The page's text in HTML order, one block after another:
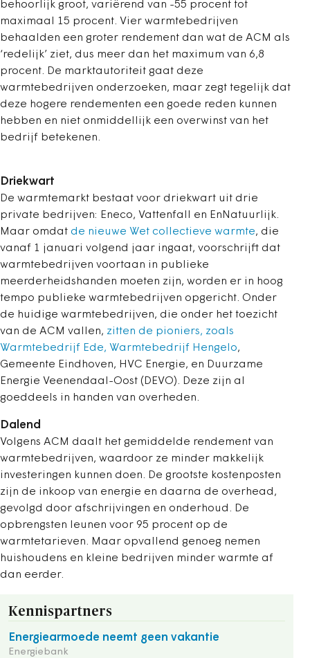
behoorlijk groot, variërend van -55 procent tot
maximaal 15 procent. Vier warmtebedrijven
behaalden een groter rendement dan wat de ACM als
‘redelijk’ ziet, dus meer dan het maximum van 6,8
procent. De marktautoriteit gaat deze
warmtebedrijven onderzoeken, maar zegt tegelijk dat
deze hogere rendementen een goede reden kunnen
hebben en niet onmiddellijk een overwinst van het
bedrijf betekenen.
Driekwart
De warmtemarkt bestaat voor driekwart uit drie
private bedrijven: Eneco, Vattenfall en EnNatuurlijk.
Maar omdat de nieuwe Wet collectieve warmte, die
vanaf 1 januari volgend jaar ingaat, voorschrijft dat
warmtebedrijven voortaan in publieke
meerderheidshanden moeten zijn, worden er in hoog
tempo publieke warmtebedrijven opgericht. Onder
de huidige warmtebedrijven, die onder het toezicht
van de ACM vallen, zitten de pioniers, zoals
Warmtebedrijf Ede, Warmtebedrijf Hengelo,
Gemeente Eindhoven, HVC Energie, en Duurzame
Energie Veenendaal-Oost (DEVO). Deze zijn al
goeddeels in handen van overheden.
Dalend
Volgens ACM daalt het gemiddelde rendement van
warmtebedrijven, waardoor ze minder makkelijk
investeringen kunnen doen. De grootste kostenposten
zijn de inkoop van energie en daarna de overhead,
gevolgd door afschrijvingen en onderhoud. De
opbrengsten leunen voor 95 procent op de
warmtetarieven. Maar opvallend genoeg nemen
huishoudens en kleine bedrijven minder warmte af
dan eerder.
Kennispartners
Energiearmoede neemt geen vakantie
Energiebank